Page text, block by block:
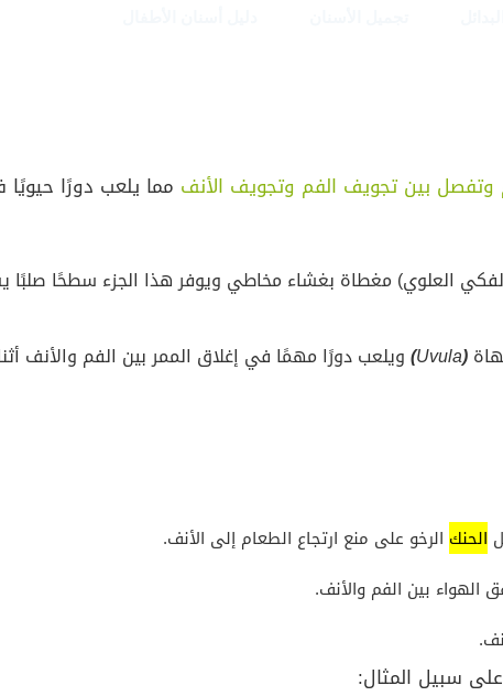
بين تجويف الفم وتجويف الأنف مما يلعب دورًا
العلوي) مغطاة بغشاء مخاطي ويوفر هذا الجزء سطحًا صلبًا
(
Uvula
) ويلعب دورًا مهمًا في إغلاق الممر بين الفم والأنف
الحنك الرخو على منع ارتجاع الطعام إلى الأنف.
الهواء بين الفم والأنف.
سبيل المثال: